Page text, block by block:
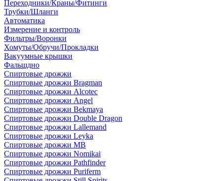
Переходники/Краны/Фитинги
Трубки/Шланги
Автоматика
Измерение и контроль
Фильтры/Воронки
Хомуты/Обручи/Прокладки
Вакуумные крышки
Фальшдно
Спиртовые дрожжи
Спиртовые дрожжи Bragman
Спиртовые дрожжи Alcotec
Спиртовые дрожжи Angel
Спиртовые дрожжи Bekmaya
Спиртовые дрожжи Double Dragon
Спиртовые дрожжи Lallemand
Спиртовые дрожжи Leyka
Спиртовые дрожжи MB
Спиртовые дрожжи Nomikai
Спиртовые дрожжи Pathfinder
Спиртовые дрожжи Puriferm